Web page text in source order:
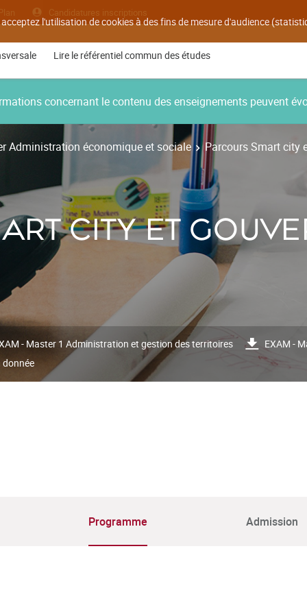
l'utilisation de cookies à des fins de mesure d'audience
Plan Candidatures inscriptions
Lire le référentiel commun des études
concernant le contenu des enseignements peuvent
Administration économique et sociale Parcours Smart city
CITY ET
- Master 1 Administration et gestion des territoires
EXAM -
donnée
Programme Admission